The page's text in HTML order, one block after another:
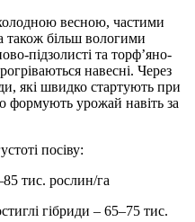
весною, частими
також більш вологими
підзолисті та торф’яно-
навесні. Через
які швидко стартують при
формують урожай навіть за
посіву:
тис. рослин/га
гібриди – 65–75 тис.